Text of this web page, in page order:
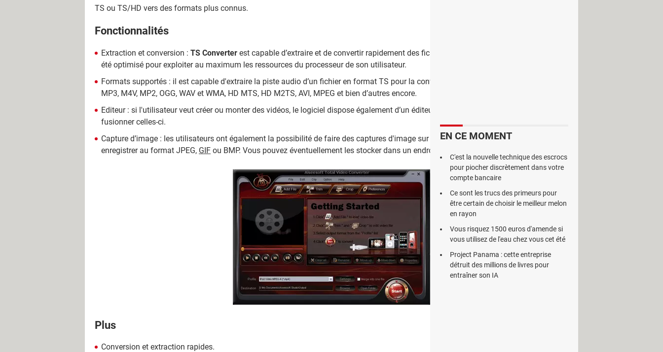
TS ou TS/HD vers des formats plus connus.
Fonctionnalités
Extraction et conversion : TS Converter est capable d’extraire et de convertir rapidement des fichiers de différents formats. En effet, il a
été optimisé pour exploiter au maximum les ressources du processeur de son utilisateur.
Formats supportés : il est capable d'extraire la piste audio d’un fichier en format TS pour la convertir en AAC, AC3, AIFF, AMR, AU, FLAC,
MP3, M4V, MP2, OGG, WAV et WMA, HD MTS, HD M2TS, AVI, MPEG et bien d’autres encore.
Editeur : si l'utilisateur veut créer ou monter des vidéos, le logiciel dispose également d’un éditeur qui peut couper, assembler ou
fusionner celles-ci.
Capture d’image : les utilisateurs ont également la possibilité de faire des captures d'image sur une vidéo. Vous pouvez ensuite les
enregistrer au format JPEG, GIF ou BMP. Vous pouvez éventuellement les stocker dans un endroit sûr.
Plus
Conversion et extraction rapides.
EN CE MOMENT
C'est la nouvelle technique des escrocs
pour piocher discrètement dans votre
compte bancaire
Ce sont les trucs des primeurs pour
être certain de choisir le meilleur melon
en rayon
Vous risquez 1500 euros d'amende si
vous utilisez de l'eau chez vous cet été
Project Panama : cette entreprise
détruit des millions de livres pour
entraîner son IA